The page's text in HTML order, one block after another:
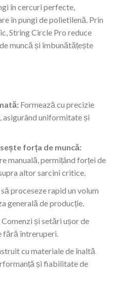
în cercuri perfecte,
în pungi de polietilenă. Prin
String Circle Pro reduce
muncă și îmbunătățește
Formează cu precizie
asigurând uniformitate și
forța de muncă:
manuală, permițând forței de
altor sarcini critice.
proceseze rapid un volum
generală de producție.
Comenzi și setări ușor de
fără întreruperi.
cu materiale de înaltă
și fiabilitate de